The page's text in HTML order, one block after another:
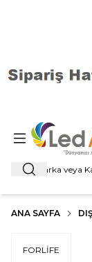
Ara
ANA SAYFA
FORLİFE